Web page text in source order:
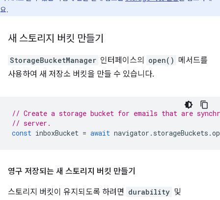
요.
새 스토리지 버킷 만들기
StorageBucketManager 인터페이스의 open() 메서드를
사용하여 새 저장소 버킷을 만들 수 있습니다.
// Create a storage bucket for emails that are
// server.
const inboxBucket = await navigator . storageBuckets .
영구 저장되는 새 스토리지 버킷 만들기
스토리지 버킷이 유지되도록 하려면 durability 및